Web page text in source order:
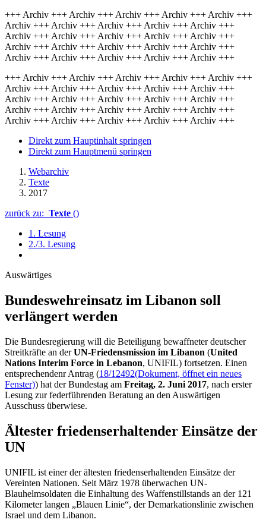
+++ Archiv +++ Archiv +++ Archiv +++ Archiv +++ Archiv +++
Archiv +++ Archiv +++ Archiv +++ Archiv +++ Archiv +++
Archiv +++ Archiv +++ Archiv +++ Archiv +++ Archiv +++
Archiv +++ Archiv +++ Archiv +++ Archiv +++ Archiv +++
Archiv +++ Archiv +++ Archiv +++ Archiv +++ Archiv +++
+++ Archiv +++ Archiv +++ Archiv +++ Archiv +++ Archiv +++
Archiv +++ Archiv +++ Archiv +++ Archiv +++ Archiv +++
Archiv +++ Archiv +++ Archiv +++ Archiv +++ Archiv +++
Archiv +++ Archiv +++ Archiv +++ Archiv +++ Archiv +++
Archiv +++ Archiv +++ Archiv +++ Archiv +++ Archiv +++
Direkt zum Hauptinhalt springen
Direkt zum Hauptmenü springen
Webarchiv
Texte
2017
zurück zu: Texte ()
1. Lesung
2./3. Lesung
Auswärtiges
Bundeswehreinsatz im Libanon soll
verlängert werden
Die Bundesregierung will die Beteiligung bewaffneter deutscher
Streitkräfte an derUN-Friedensmission im Libanon (United
Nations Interim Force in Lebanon, UNIFIL) fortsetzen. Einen
entsprechendenr Antrag (18/12492(Dokument, öffnet ein neues
Fenster)) hat der Bundestag am Freitag, 2. Juni 2017, nach erster
Lesung zur federführenden Beratung an den Auswärtigen
Ausschuss überwiese.
Ältester friedenserhaltender Einsätze der
UN
UNIFIL ist einer der ältesten friedenserhaltenden Einsätze der
Vereinten Nationen. Seit März 1978 überwachen UN-
Blauhelmsoldaten die Einhaltung des Waffenstillstands an der 121
Kilometer langen „Blauen Linie“, der Demarkationslinie zwischen
Israel und dem Libanon.